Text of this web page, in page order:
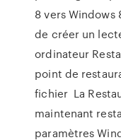
8 vers Windows
de créer un
ordinateur
point de
fichier La
maintenant
paramètres